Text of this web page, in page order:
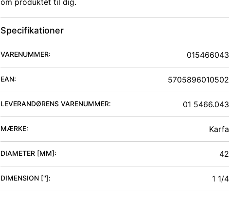
om produktet til dig.
Specifikationer
VARENUMMER: 015466043
EAN: 5705896010502
LEVERANDØRENS VARENUMMER: 01 5466.043
MÆRKE: Karfa
DIAMETER [MM]: 42
DIMENSION ['']: 1 1/4